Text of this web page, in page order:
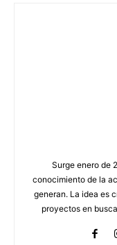
Surge enero de
conocimiento de la
generan. La idea es
proyectos en